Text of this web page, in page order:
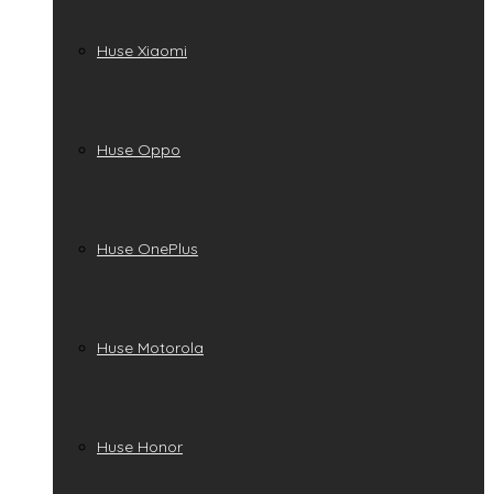
Huse Xiaomi
Huse Oppo
Huse OnePlus
Huse Motorola
Huse Honor